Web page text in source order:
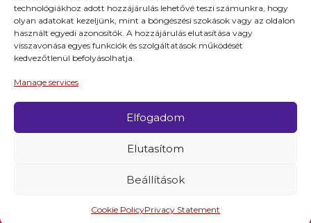
technológiákhoz adott hozzájárulás lehetővé teszi számunkra, hogy
olyan adatokat kezeljünk, mint a böngészési szokások vagy az oldalon
használt egyedi azonosítók. A hozzájárulás elutasítása vagy
visszavonása egyes funkciók és szolgáltatások működését
kedvezőtlenül befolyásolhatja.
Manage services
Elfogadom
Elutasítom
Beállítások
Cookie PolicyPrivacy Statement
Adatkezelési tájékoztató
Impresszum
© 2026 Minden jog fentartva.
A keszthely.hu KIADÓJA KESZTHELY VÁROS
Programok